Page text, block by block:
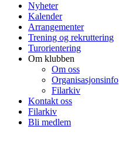
Nyheter
Kalender
Arrangementer
Trening og rekruttering
Turorientering
Om klubben
Om oss
Organisasjonsinfo
Filarkiv
Kontakt oss
Filarkiv
Bli medlem